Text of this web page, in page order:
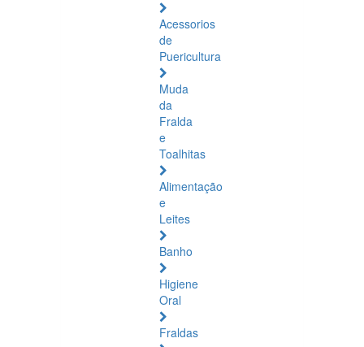
Acessorios
de
Puericultura
Muda
da
Fralda
e
Toalhitas
Alimentação
e
Leites
Banho
Higiene
Oral
Fraldas